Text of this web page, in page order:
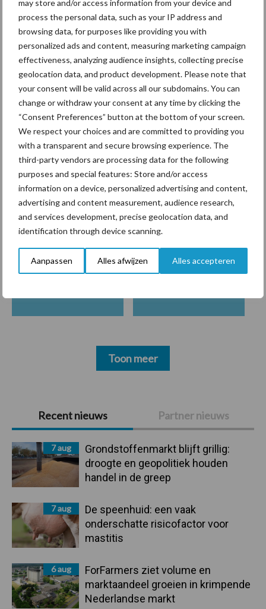
may store and/or access information from your device and
process the personal data, such as your IP address and
browsing data, for purposes like providing you with
personalized ads and content, measuring marketing campaign
effectiveness, analyzing audience insights, collecting precise
geolocation data, and product development. Please note that
your consent will be valid across all our subdomains. You can
change or withdraw your consent at any time by clicking the
“Consent Preferences” button at the bottom of your screen.
We respect your choices and are committed to providing you
with a transparent and secure browsing experience. The
third-party vendors are processing data for the following
purposes and special features: Store and/or access
information on a device, personalized advertising and content,
advertising and content measurement, audience research,
and services development, precise geolocation data, and
identification through device scanning.
Aanpassen Alles afwijzen Alles accepteren
Primaire
Sidebar
Recent nieuws Partner nieuws
7 aug
Grondstoffenmarkt blijft grillig:
droogte en geopolitiek houden
handel in de greep
7 aug
De speenhuid: een vaak
onderschatte risicofactor voor
mastitis
6 aug
ForFarmers ziet volume en
marktaandeel groeien in krimpende
Nederlandse markt
De speenhuid: een vaak
onderschatte risicofactor
voor mastitis
ForFarmers ziet volume en
marktaandeel groeien in
krimpende Nederlandse
Themapagina's
Diergezondheid Bemesting Fokkerij
Toon meer